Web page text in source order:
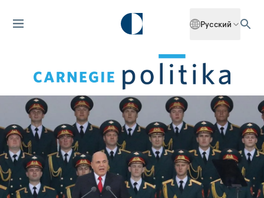
Русский